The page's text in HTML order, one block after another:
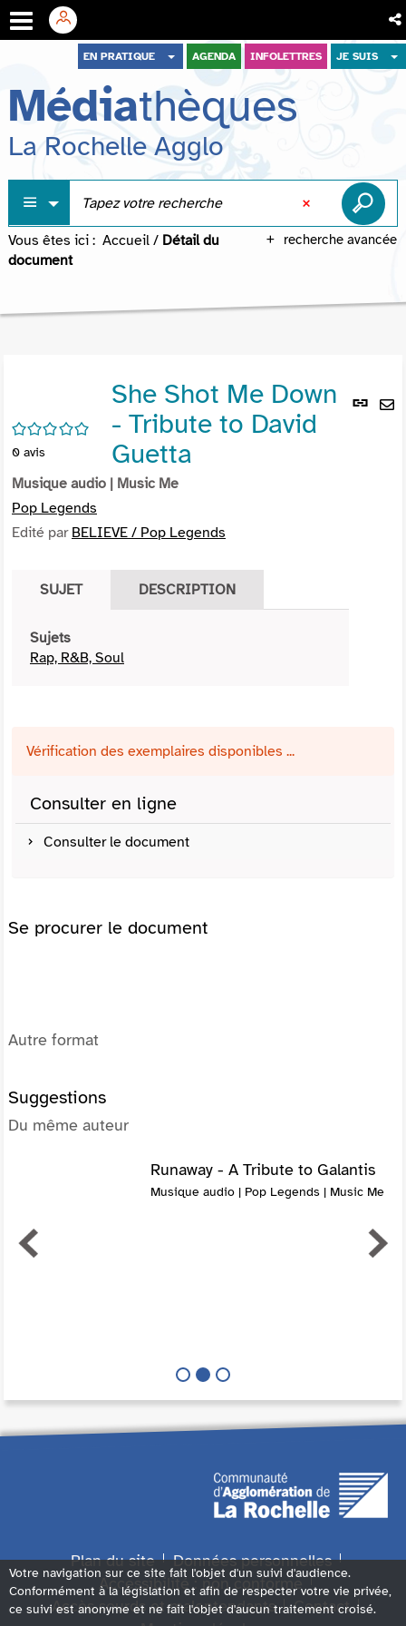
menu
contenu
recherche
EN PRATIQUE AGENDA INFOLETTRES JE SUIS
Médiathèques
La Rochelle Agglo
recherche avancée
Vous êtes ici : Accueil / Détail du
document
Lien
/5
0 avis
She Shot Me Down
- Tribute to David
Guetta
Musique audio | Music Me
Pop Legends
Edité par BELIEVE / Pop Legends
SUJET DESCRIPTION
Sujets
Rap, R&B, Soul
Vérification des exemplaires disponibles ...
Consulter en ligne
Consulter le document
Se procurer le document
Autre format
Suggestions
Du même auteur
Runaway - A Tribute to Galantis
Musique audio | Pop Legends | Music Me
Plan du site
Données personnelles
Accessibilité : non conforme
Accès sourds et malentendants
Contact
Votre navigation sur ce site fait l'objet d'un suivi d'audience.
Conformément à la législation et afin de respecter votre vie privée,
ce suivi est anonyme et ne fait l'objet d'aucun traitement croisé.